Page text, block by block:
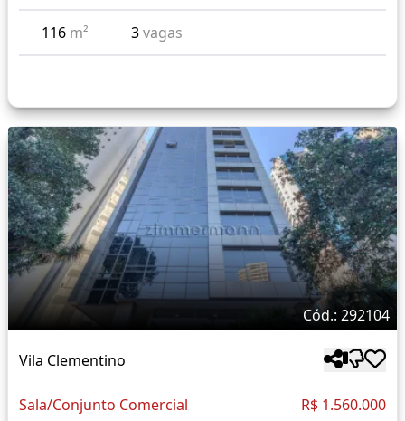
116 m² 3vagas
Cód.: 292104
Vila Clementino
Sala/Conjunto Comercial R$ 1.560.000